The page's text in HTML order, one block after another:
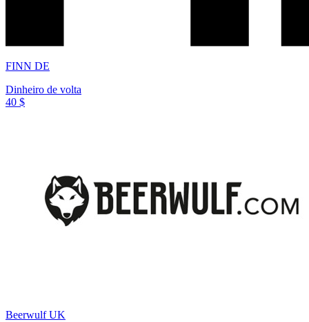
FINN DE
Dinheiro de volta
40 $
Beerwulf UK